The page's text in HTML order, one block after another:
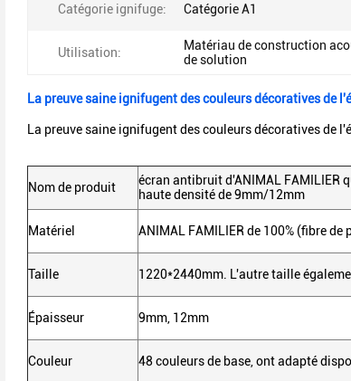
Catégorie ignifuge: Catégorie A1
Utilisation:
Matériau de construction
de solution
La preuve saine ignifugent des couleurs décoratives de
La preuve saine ignifugent des couleurs décoratives de
Nom de produit
écran antibruit d'ANIMAL FAMILIER
haute densité de 9mm/12mm
Matériel ANIMAL FAMILIER de 100% (fibre de
Taille 1220*2440mm. L'autre taille
Épaisseur 9mm, 12mm
Couleur 48 couleurs de base, ont adapté